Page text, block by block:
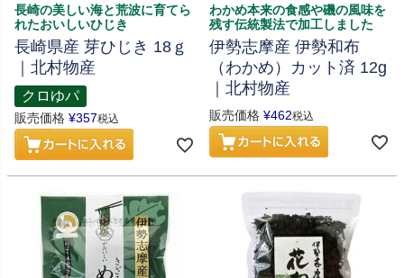
長崎の美しい海と荒波に育てら
れたおいしいひじき
長崎県産 芽ひじき 18ｇ
｜北村物産
クロゆパ
販売価格 ¥357税込
わかめ本来の食感や磯の風味を
残す伝統製法で加工しました
伊勢志摩産 伊勢和布
（わかめ）カット済 12g
｜北村物産
販売価格 ¥462税込